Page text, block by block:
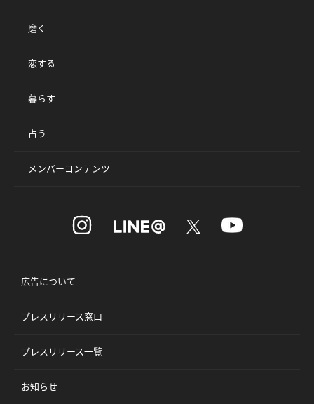
磨く
恋する
暮らす
占う
メンバーコンテンツ
広告について
プレスリリース窓口
プレスリリース一覧
お知らせ